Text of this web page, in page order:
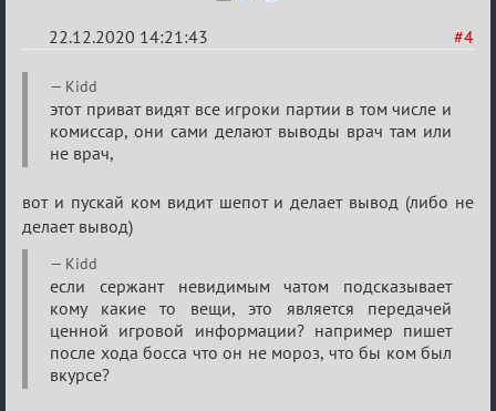
#4
22.12.2020 14:21:43
Re:
Ценная
игровая
информация
Kidd
этот приват видят все игроки партии в том числе и
комиссар, они сами делают выводы врач там или
не врач,
вот и пускай ком видит шепот и делает вывод (либо не
делает вывод)
Kidd
если сержант невидимым чатом подсказывает
кому какие то вещи, это является передачей
ценной игровой информации? например пишет
после хода босса что он не мороз, что бы ком был
вкурсе?